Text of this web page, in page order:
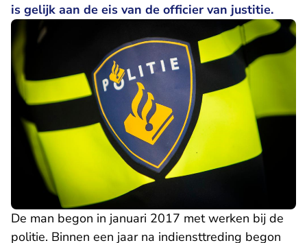
is gelijk aan de eis van de officier van justitie.
De man begon in januari 2017 met werken bij de
politie. Binnen een jaar na indiensttreding begon